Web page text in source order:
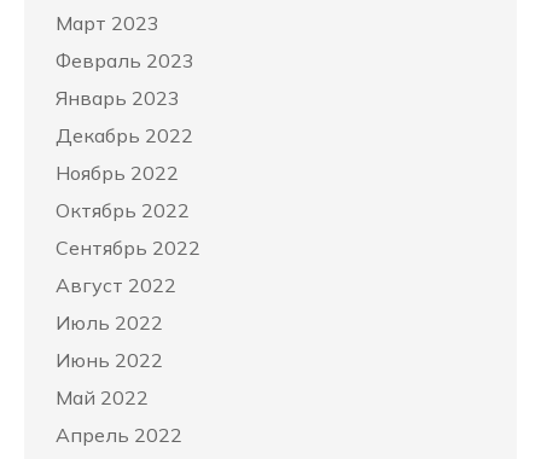
Март 2023
Февраль 2023
Январь 2023
Декабрь 2022
Ноябрь 2022
Октябрь 2022
Сентябрь 2022
Август 2022
Июль 2022
Июнь 2022
Май 2022
Апрель 2022